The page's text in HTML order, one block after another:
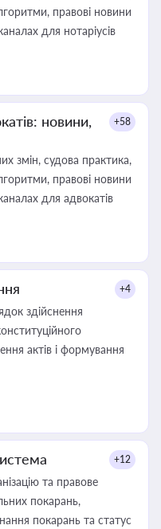
правові новини
для нотаріусів
новини,
+58
змін, судова практика,
правові новини
для адвокатів
+4
здійснення
актів і формування
+12
та правове
покарань,
покарань та статус